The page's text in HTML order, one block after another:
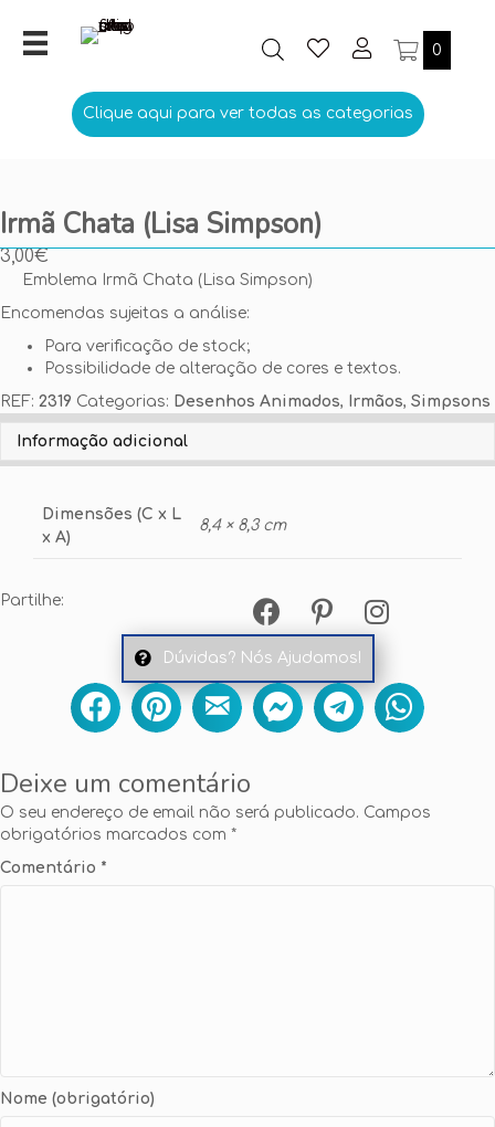
0
Clique aqui para ver todas as categorias
Irmã Chata (Lisa Simpson)
3,00€
Emblema Irmã Chata (Lisa Simpson)
Encomendas sujeitas a análise:
Para verificação de stock;
Possibilidade de alteração de cores e textos.
REF: 2319 Categorias: Desenhos Animados, Irmãos, Simpsons
Personalize aqui o seu Emblema
Informação adicional
Dimensões (C x L
x A)
8,4 × 8,3 cm
Partilhe:
Dúvidas? Nós Ajudamos!
Deixe um comentário
O seu endereço de email não será publicado. Campos
obrigatórios marcados com *
Comentário *
Nome (obrigatório)